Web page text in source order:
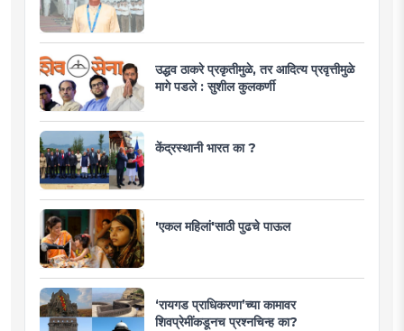
उद्धव ठाकरे प्रकृतीमुळे, तर आदित्य प्रवृत्तीमुळे
मागे पडले : सुशील कुलकर्णी
केंद्रस्थानी भारत का ?
'एकल महिलां'साठी पुढचे पाऊल
‘रायगड प्राधिकरणा’च्या कामावर
शिवप्रेमींकडूनच प्रश्नचिन्ह का?